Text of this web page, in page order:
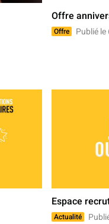
Offre
Offre Publié
Espace
Actualité